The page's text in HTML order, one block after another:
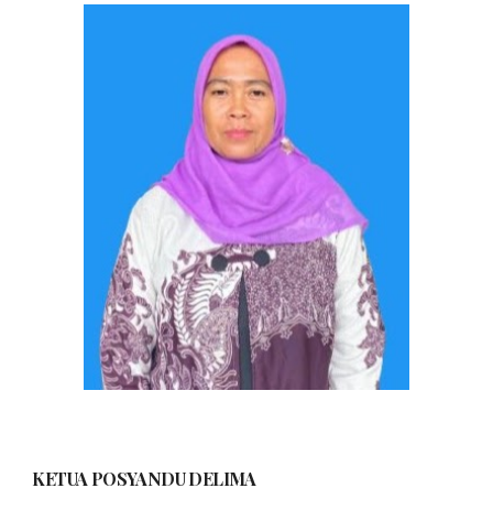
KETUA POSYANDUDELIMA